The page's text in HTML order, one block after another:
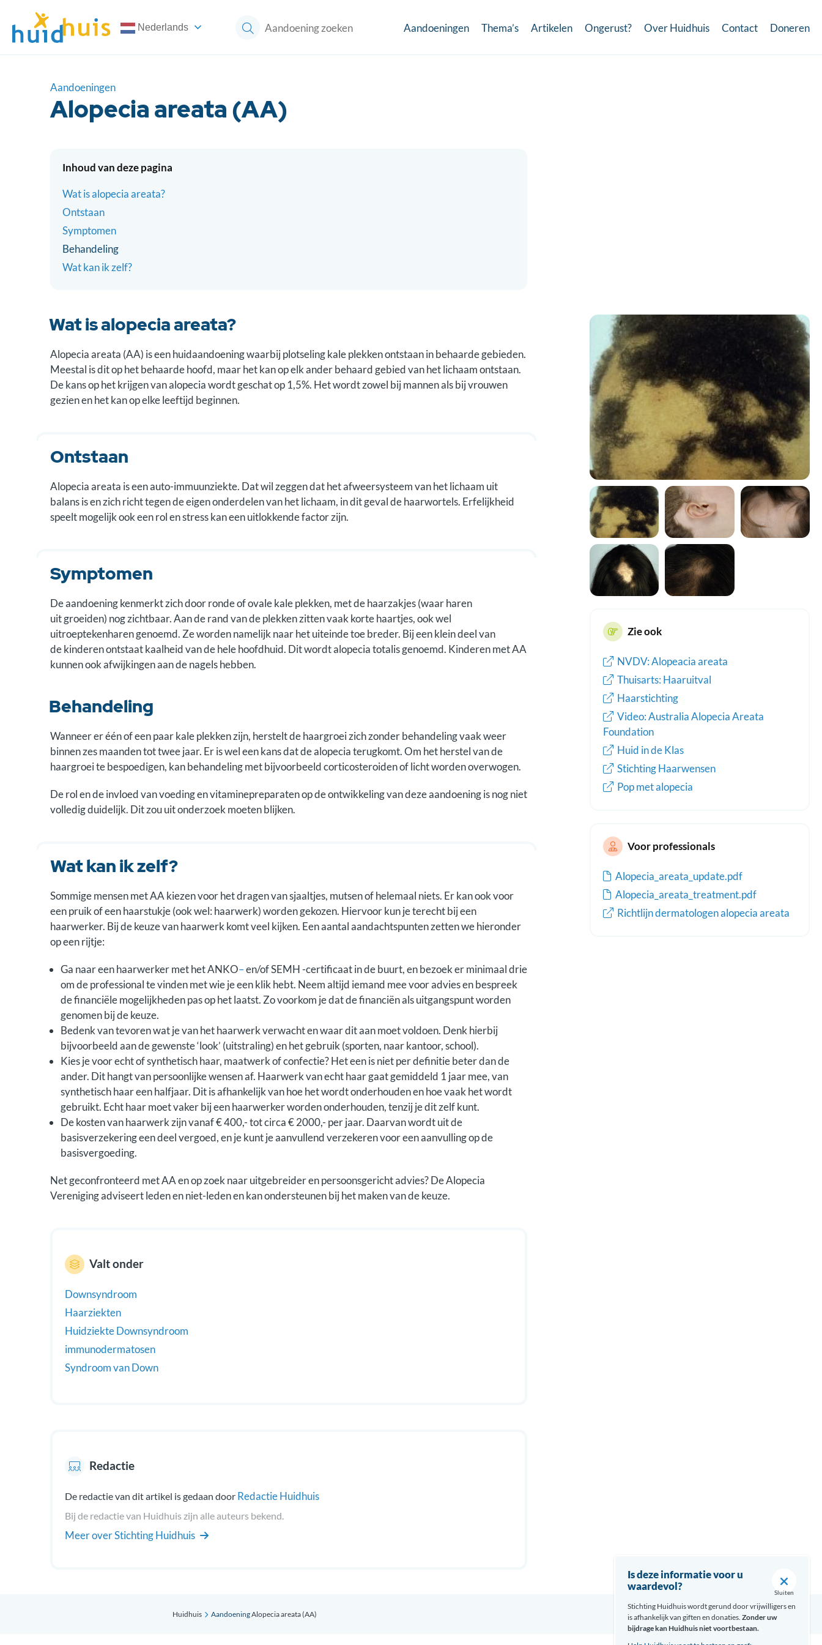
Nederlands Aandoeningen Thema’s Artikelen Ongerust? Over Huidhuis Contact Doneren
Inhoud van deze pagina
Wat is alopecia areata?
Ontstaan
Symptomen
Behandeling
Wat kan ik zelf?
Aandoeningen
Alopecia areata (AA)
Wat is alopecia areata?
Alopecia areata (AA) is een huidaandoening waarbij plotseling kale plekken ontstaan in behaarde gebieden.
Meestal is dit op het behaarde hoofd, maar het kan op elk ander behaard gebied van het lichaam ontstaan.
De kans op het krijgen van alopecia wordt geschat op 1,5%. Het wordt zowel bij mannen als bij vrouwen
gezien en het kan op elke leeftijd beginnen.
Ontstaan
Alopecia areata is een auto-immuunziekte. Dat wil zeggen dat het afweersysteem van het lichaam uit
balans is en zich richt tegen de eigen onderdelen van het lichaam, in dit geval de haarwortels. Erfelijkheid
speelt mogelijk ook een rol en stress kan een uitlokkende factor zijn.
Symptomen
De aandoening kenmerkt zich door ronde of ovale kale plekken, met de haarzakjes (waar haren
uit groeiden) nog zichtbaar. Aan de rand van de plekken zitten vaak korte haartjes, ook wel
uitroeptekenharen genoemd. Ze worden namelijk naar het uiteinde toe breder. Bij een klein deel van
de kinderen ontstaat kaalheid van de hele hoofdhuid. Dit wordt alopecia totalis genoemd. Kinderen met AA
kunnen ook afwijkingen aan de nagels hebben.
Behandeling
Wanneer er één of een paar kale plekken zijn, herstelt de haargroei zich zonder behandeling vaak weer
binnen zes maanden tot twee jaar. Er is wel een kans dat de alopecia terugkomt. Om het herstel van de
haargroei te bespoedigen, kan behandeling met bijvoorbeeld corticosteroiden of licht worden overwogen.
De rol en de invloed van voeding en vitaminepreparaten op de ontwikkeling van deze aandoening is nog niet
volledig duidelijk. Dit zou uit onderzoek moeten blijken.
Wat kan ik zelf?
Sommige mensen met AA kiezen voor het dragen van sjaaltjes, mutsen of helemaal niets. Er kan ook voor
een pruik of een haarstukje (ook wel: haarwerk) worden gekozen. Hiervoor kun je terecht bij een
haarwerker. Bij de keuze van haarwerk komt veel kijken. Een aantal aandachtspunten zetten we hieronder
op een rijtje:
Ga naar een haarwerker met het ANKO–en/of SEMH-certificaat in de buurt, en bezoek er minimaal drie
om de professional te vinden met wie je een klik hebt. Neem altijd iemand mee voor advies en bespreek
de financiële mogelijkheden pas op het laatst. Zo voorkom je dat de financiën als uitgangspunt worden
genomen bij de keuze.
Bedenk van tevoren wat je van het haarwerk verwacht en waar dit aan moet voldoen. Denk hierbij
bijvoorbeeld aan de gewenste ‘look’ (uitstraling) en het gebruik (sporten, naar kantoor, school).
Kies je voor echt of synthetisch haar, maatwerk of confectie? Het een is niet per definitie beter dan de
ander. Dit hangt van persoonlijke wensen af. Haarwerk van echt haar gaat gemiddeld 1 jaar mee, van
synthetisch haar een halfjaar. Dit is afhankelijk van hoe het wordt onderhouden en hoe vaak het wordt
gebruikt. Echt haar moet vaker bij een haarwerker worden onderhouden, tenzij je dit zelf kunt.
De kosten van haarwerk zijn vanaf € 400,- tot circa € 2000,- per jaar. Daarvan wordt uit de
basisverzekering een deel vergoed, en je kunt je aanvullend verzekeren voor een aanvulling op de
basisvergoeding.
Net geconfronteerd met AA en op zoek naar uitgebreider en persoonsgericht advies? De Alopecia
Vereniging adviseert leden en niet-leden en kan ondersteunen bij het maken van de keuze.
Valt onder
Downsyndroom
Haarziekten
Huidziekte Downsyndroom
immunodermatosen
Syndroom van Down
Redactie
De redactie van dit artikel is gedaan door Redactie Huidhuis
Bij de redactie van Huidhuis zijn alle auteurs bekend.
Meer over Stichting Huidhuis
Huidhuis AandoeningAlopecia areata (AA)
Zie ook
NVDV: Alopeacia areata
Thuisarts: Haaruitval
Haarstichting
Video: Australia Alopecia Areata
Foundation
Huid in de Klas
Stichting Haarwensen
Pop met alopecia
Voor professionals
Alopecia_areata_update.pdf
Alopecia_areata_treatment.pdf
Richtlijn dermatologen alopecia areata
Is deze informatie voor u
waardevol?
Sluiten
Stichting Huidhuis wordt gerund door vrijwilligers en
is afhankelijk van giften en donaties. Zonder uw
bijdrage kan Huidhuis niet voortbestaan.